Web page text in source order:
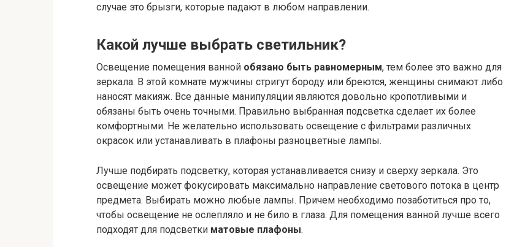
случае это брызги, которые падают в любом направлении.
Какой лучше выбрать светильник?
Освещение помещения ванной обязано быть равномерным, тем более это важно для
зеркала. В этой комнате мужчины стригут бороду или бреются, женщины снимают либо
наносят макияж. Все данные манипуляции являются довольно кропотливыми и
обязаны быть очень точными. Правильно выбранная подсветка сделает их более
комфортными. Не желательно использовать освещение с фильтрами различных
окрасок или устанавливать в плафоны разноцветные лампы.
Лучше подбирать подсветку, которая устанавливается снизу и сверху зеркала. Это
освещение может фокусировать максимально направление светового потока в центр
предмета. Выбирать можно любые лампы. Причем необходимо позаботиться про то,
чтобы освещение не ослепляло и не било в глаза. Для помещения ванной лучше всего
подходят для подсветки матовые плафоны.